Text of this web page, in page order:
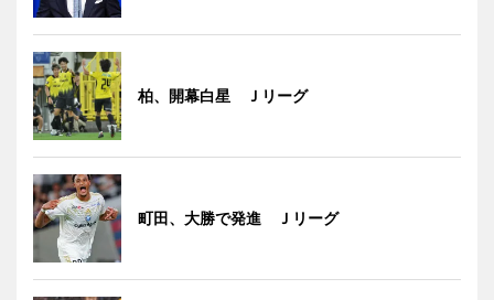
柏、開幕白星 Ｊリーグ
町田、大勝で発進 Ｊリーグ